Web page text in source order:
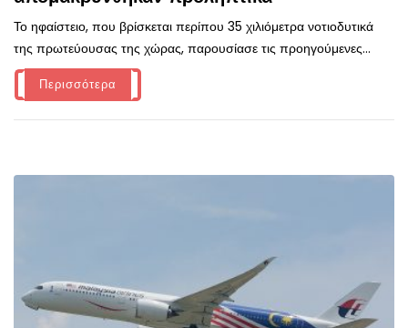
Το ηφαίστειο, που βρίσκεται περίπου 35 χιλιόμετρα νοτιοδυτικά
της πρωτεύουσας της χώρας, παρουσίασε τις προηγούμενες...
Περισσότερα